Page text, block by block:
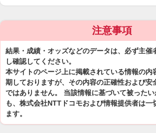
注意事項
結果・成績・オッズなどのデータは、必ず主催
し確認してください。
本サイトのページ上に掲載されている情報の内
期しておりますが、その内容の正確性および安
ではありません。 当該情報に基づいて被った
も、株式会社NTTドコモおよび情報提供者は一
ます。